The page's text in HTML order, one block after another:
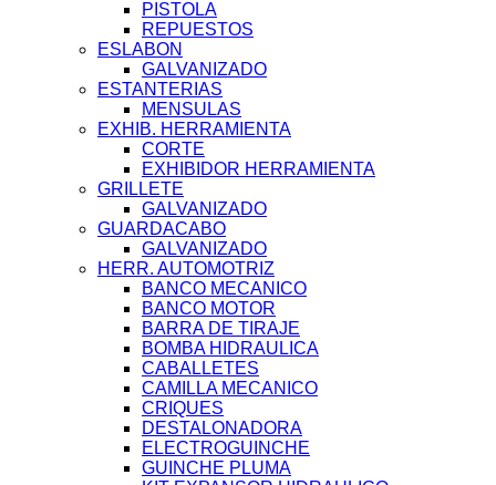
PISTOLA
REPUESTOS
ESLABON
GALVANIZADO
ESTANTERIAS
MENSULAS
EXHIB. HERRAMIENTA
CORTE
EXHIBIDOR HERRAMIENTA
GRILLETE
GALVANIZADO
GUARDACABO
GALVANIZADO
HERR. AUTOMOTRIZ
BANCO MECANICO
BANCO MOTOR
BARRA DE TIRAJE
BOMBA HIDRAULICA
CABALLETES
CAMILLA MECANICO
CRIQUES
DESTALONADORA
ELECTROGUINCHE
GUINCHE PLUMA